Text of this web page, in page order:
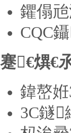
鑺傝
CQC
蹇€熼€
鍏嶅
3C鐩